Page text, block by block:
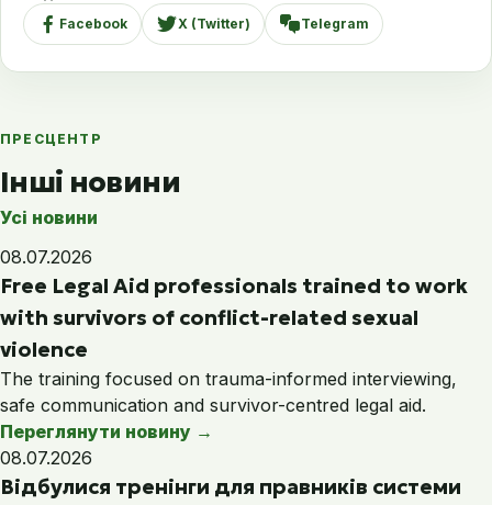
Facebook X (Twitter) Telegram
ПРЕСЦЕНТР
Інші новини
Усі новини
08.07.2026
Free Legal Aid professionals trained to work
with survivors of conflict-related sexual
violence
The training focused on trauma-informed interviewing,
safe communication and survivor-centred legal aid.
Переглянути новину →
08.07.2026
Відбулися тренінги для правників системи